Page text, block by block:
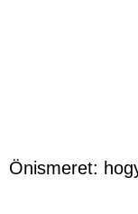
Önismeret: